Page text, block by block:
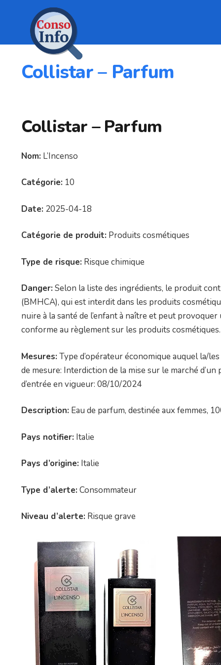
Collistar – Parfum
Collistar – Parfum
Nom: L’Incenso
Catégorie: 10
Date: 2025-04-18
Catégorie de produit: Produits cosmétiques
Type de risque: Risque chimique
Danger: Selon la liste des ingrédients, le produit
(BMHCA), qui est interdit dans les produits
nuire à la santé de l’enfant à naître et peut
conforme au règlement sur les produits cosmétiques.
Mesures: Type d’opérateur économique auquel la/
de mesure: Interdiction de la mise sur le marché
d’entrée en vigueur: 08/10/2024
Description: Eau de parfum, destinée aux femmes,
Pays notifier: Italie
Pays d’origine: Italie
Type d’alerte: Consommateur
Niveau d’alerte: Risque grave